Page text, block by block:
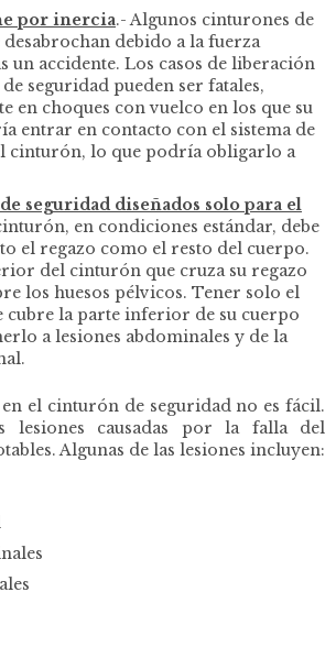
por inercia.- Algunos cinturones de
desabrochan debido a la fuerza
un accidente. Los casos de liberación
seguridad pueden ser fatales,
en choques con vuelco en los que su
entrar en contacto con el sistema de
cinturón, lo que podría obligarlo a
seguridad diseñados solo para el
en condiciones estándar, debe
el regazo como el resto del cuerpo.
del cinturón que cruza su regazo
los huesos pélvicos. Tener solo el
cubre la parte inferior de su cuerpo
a lesiones abdominales y de la
el cinturón de seguridad no es fácil.
lesiones causadas por la falla del
Algunas de las lesiones incluyen: